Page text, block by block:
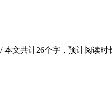
/本文共计26个字，预计阅读时